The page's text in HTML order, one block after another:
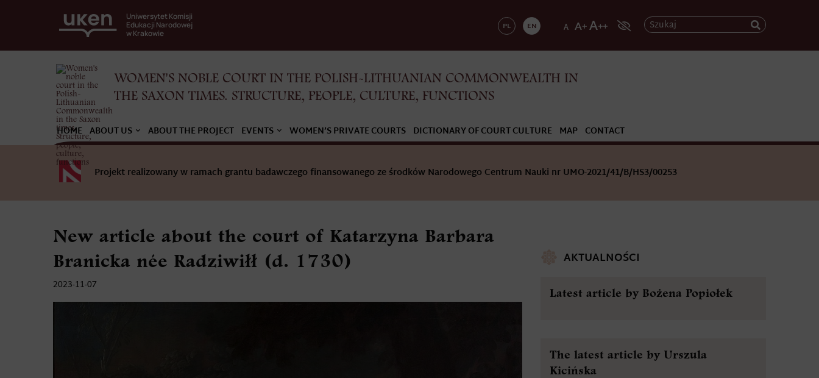
Uniwersytet Komisji
Edukacji Narodowej
w Krakowie
PL EN Szukaj
WOMEN'S NOBLE COURT IN THE POLISH-LITHUANIAN COMMONWEALTH IN
THE SAXON TIMES. STRUCTURE, PEOPLE, CULTURE, FUNCTIONS
HOME ABOUT US ABOUT THE PROJECT EVENTS WOMEN’S PRIVATE COURTS DICTIONARY OF COURT CULTURE MAP CONTACT
Projekt realizowany w ramach grantu badawczego finansowanego ze środków Narodowego Centrum Nauki nr UMO-2021/41/B/HS3/00253
New article about the court of Katarzyna Barbara
Branicka née Radziwiłł (d. 1730)
2023-11-07
AKTUALNOŚCI
Latest article by Bożena Popiołek
The latest article by Urszula
Kicińska